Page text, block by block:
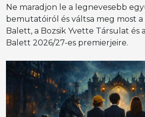
Ne maradjon le a legnevesebb
bemutatóiról és váltsa meg most a
Balett, a Bozsik Yvette Társulat és
Balett 2026/27-es premierjeire.